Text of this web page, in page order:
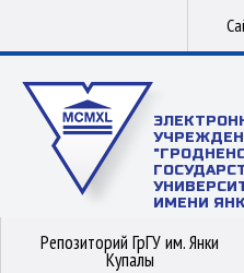
ИМЕНИ
Репозиторий ГрГУ им. Янки
Купалы